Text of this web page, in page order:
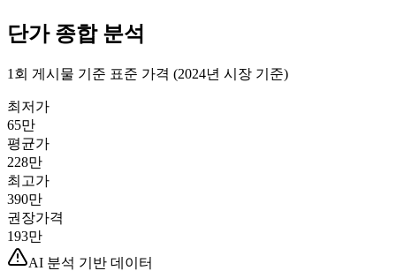
단가종합 분석
1회 게시물 기준 표준 가격 (2024년 시장 기준)
최저가
65만
평균가
228만
최고가
390만
권장가격
193만
AI 분석 기반 데이터